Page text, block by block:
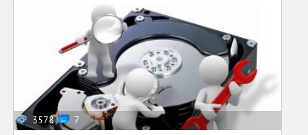
3578 7